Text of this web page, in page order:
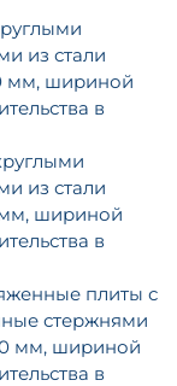
из стали
мм, шириной
в
из стали
шириной
в
плиты с
стержнями
мм, шириной
в